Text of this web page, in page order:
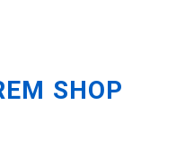
SHOP